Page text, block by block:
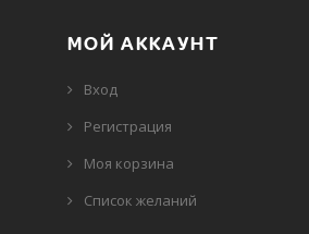
МОЙ АККАУНТ
Вход
Регистрация
Моя корзина
Cписок желаний